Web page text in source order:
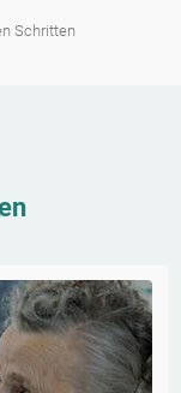
Schritten